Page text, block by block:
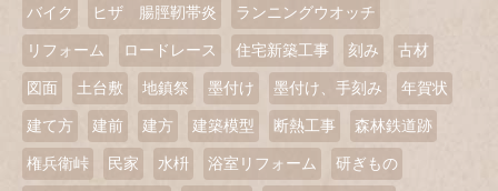
バイク ヒザ 腸脛靭帯炎 ランニングウオッチ
リフォーム ロードレース 住宅新築工事 刻み 古材
図面 土台敷 地鎮祭 墨付け 墨付け、手刻み 年賀状
建て方 建前 建方 建築模型 断熱工事 森林鉄道跡
権兵衛峠 民家 水枡 浴室リフォーム 研ぎもの